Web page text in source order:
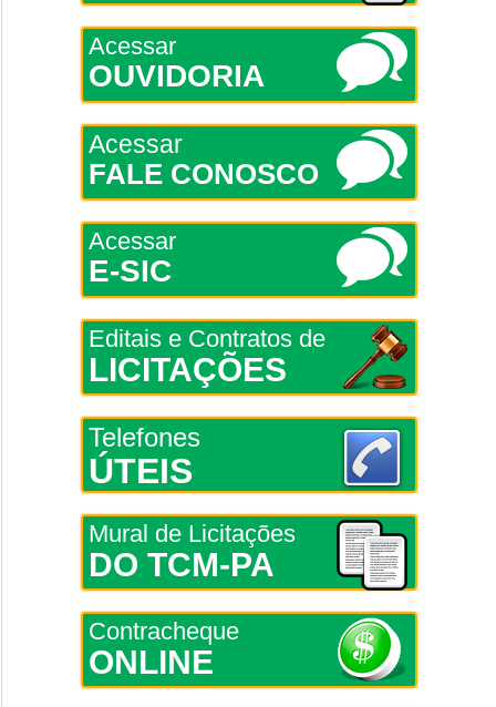
Acessar
OUVIDORIA
Acessar
FALE CONOSCO
Acessar
E-SIC
Editais e Contratos de
LICITAÇÕES
Telefones
ÚTEIS
Mural de Licitações
DO TCM-PA
Contracheque
ONLINE